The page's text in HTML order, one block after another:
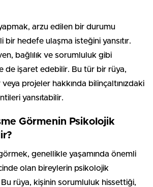
arzu edilen bir durumu
bir hedefe ulaşma isteğini yansıtır.
bağlılık ve sorumluluk gibi
de işaret edebilir. Bu tür bir rüya,
projeler hakkında bilinçaltınızdaki
yansıtabilir.
Görmenin Psikolojik
genellikle yaşamında önemli
olan bireylerin psikolojik
Bu rüya, kişinin sorumluluk hissettiği,